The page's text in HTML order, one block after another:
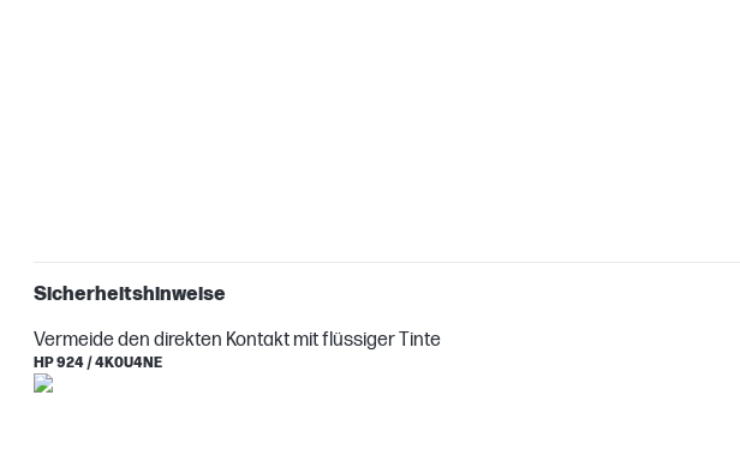
Sicherheitshinweise
Vermeide den direkten Kontakt mit flüssiger Tinte
HP 924 / 4K0U4NE